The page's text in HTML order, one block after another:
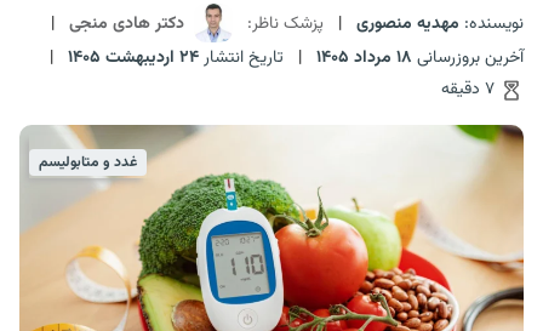
نویسنده: مهدیه منصوری | پزشک ناظر: دکتر هادی منجی |
آخرین بروزرسانی 18 مرداد 1405 | تاریخ انتشار24 اردیبهشت 1405
|
غدد و متابولیسم